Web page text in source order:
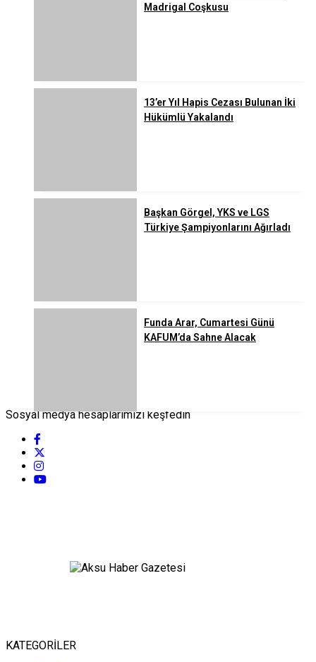
Madrigal Coşkusu
13’er Yıl Hapis Cezası Bulunan İki
Hükümlü Yakalandı
Başkan Görgel, YKS ve LGS
Türkiye Şampiyonlarını Ağırladı
Funda Arar, Cumartesi Günü
KAFUM’da Sahne Alacak
Sosyal medya hesaplarımızı keşfedin
KATEGORİLER